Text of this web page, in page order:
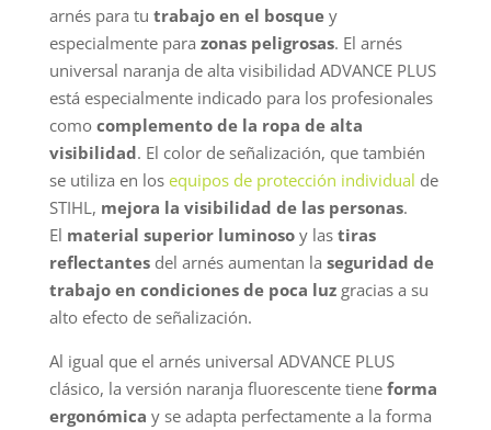
arnés para tu trabajo en el bosquey
especialmente para zonas peligrosas. El arnés
universal naranja de alta visibilidad ADVANCE PLUS
está especialmente indicado para los profesionales
como complemento de la ropa de alta
visibilidad. El color de señalización, que también
se utiliza en los equipos de protección individual de
STIHL, mejora la visibilidad de las personas.
El material superior luminosoy las tiras
reflectantesdel arnés aumentan la seguridad de
trabajo en condiciones de poca luzgracias a su
alto efecto de señalización.
Al igual que el arnés universal ADVANCE PLUS
clásico, la versión naranja fluorescente tiene forma
ergonómica y se adapta perfectamente a la forma